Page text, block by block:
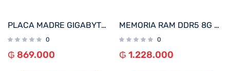
PLACA MADRE GIGABYTE 1700 B760M D3HP DDR4 V/S/R/HDMI/DP/2M2/USB3.2/MATX
0
₲ 869.000
MEMORIA RAM DDR5 8G 6000 KINGSTON FURY BEAST BK KF560C36BBE-8 XMP
0
₲ 1.228.000